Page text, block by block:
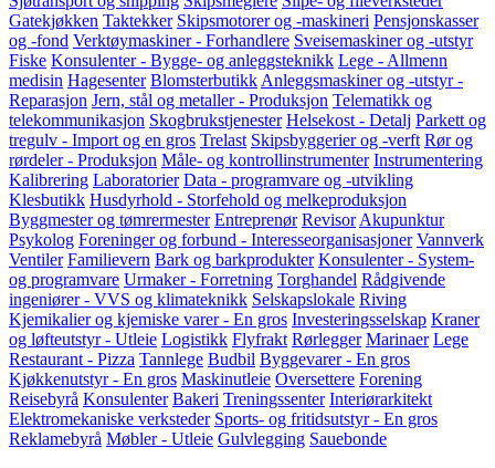
Gatekjøkken Taktekker Skipsmotorer og -maskineri Pensjonskasser
og -fond Verktøymaskiner - Forhandlere Sveisemaskiner og -utstyr
Fiske Konsulenter - Bygge- og anleggsteknikk Lege - Allmenn
medisin Hagesenter Blomsterbutikk Anleggsmaskiner og -utstyr -
Reparasjon Jern, stål og metaller - Produksjon Telematikk og
telekommunikasjon Skogbrukstjenester Helsekost - Detalj Parkett og
tregulv - Import og en gros Trelast Skipsbyggerier og -verft Rør og
rørdeler - Produksjon Måle- og kontrollinstrumenter Instrumentering
Kalibrering Laboratorier Data - programvare og -utvikling
Klesbutikk Husdyrhold - Storfehold og melkeproduksjon
Byggmester og tømrermester Entreprenør Revisor Akupunktur
Psykolog Foreninger og forbund - Interesseorganisasjoner Vannverk
Ventiler Familievern Bark og barkprodukter Konsulenter - System-
og programvare Urmaker - Forretning Torghandel Rådgivende
ingeniører - VVS og klimateknikk Selskapslokale Riving
Kjemikalier og kjemiske varer - En gros Investeringsselskap Kraner
og løfteutstyr - Utleie Logistikk Flyfrakt Rørlegger Marinaer Lege
Restaurant - Pizza Tannlege Budbil Byggevarer - En gros
Kjøkkenutstyr - En gros Maskinutleie Oversettere Forening
Reisebyrå Konsulenter Bakeri Treningssenter Interiørarkitekt
Elektromekaniske verksteder Sports- og fritidsutstyr - En gros
Reklamebyrå Møbler - Utleie Gulvlegging Sauebonde